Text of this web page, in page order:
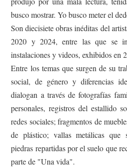
busco mostrar. Yo busco meter el
Son diecisiete obras inéditas del
2020 y 2024, entre las que se
instalaciones y videos, exhibidos en
Entre los temas que surgen de su
social, de género y diferencias
dialogan a través de fotografías
personales, registros del estallido
redes sociales; fragmentos de
de plástico; vallas metálicas que
piedras repartidas por el suelo que
parte de "Una vida".